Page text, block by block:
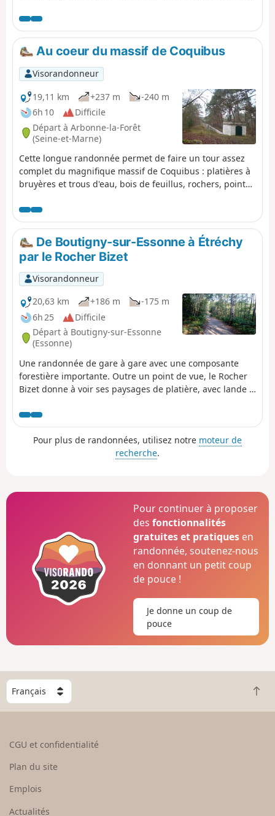
Au coeur du massif de Coquibus
Visorandonneur
19,11 km
+237 m
-240 m
6h 10
Difficile
Départ à Arbonne-la-Forêt
(Seine-et-Marne)
Cette longue randonnée permet de faire un tour assez
complet du magnifique massif de Coquibus : platières à
bruyères et trous d'eau, bois de feuillus, rochers, points
(marches en grès)...
De Boutigny-sur-Essonne à Étréchy
par le Rocher Bizet
Visorandonneur
20,63 km
+186 m
-175 m
6h 25
Difficile
Départ à Boutigny-sur-Essonne
(Essonne)
Une randonnée de gare à gare avec une composante
forestière importante. Outre un point de vue, le Rocher
Bizet donne à voir ses paysages de platière, avec lande à
Pour plus de randonnées, utilisez notre moteur de
recherche.
Pour continuer à proposer
desfonctionnalités
gratuites et pratiques en
randonnée, soutenez-nous
en donnant un petit coup
de pouce !
Je donne un coup de
pouce
C
h
o
e
R
e
CGU et confidentialité
Plan du site
Emplois
Actualités